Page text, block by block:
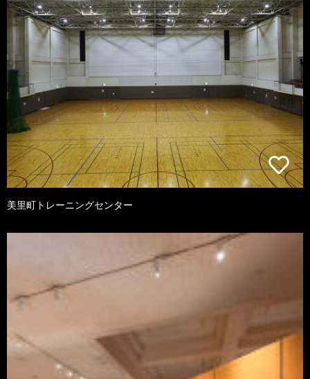
美里町トレーニングセンター